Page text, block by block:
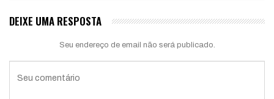
DEIXE UMA RESPOSTA
Seu endereço de email não será publicado.